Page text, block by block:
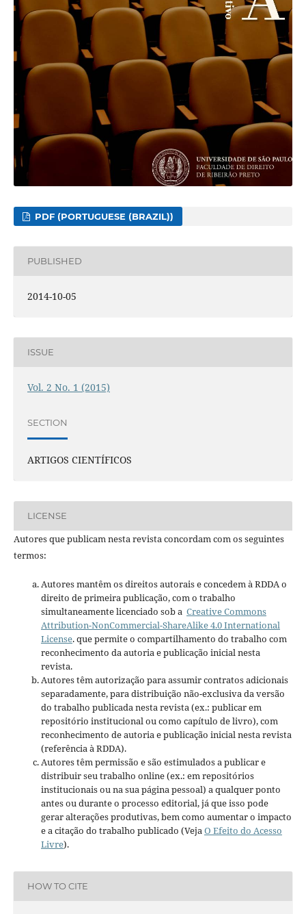
PDF (PORTUGUESE (BRAZIL))
PUBLISHED
2014-10-05
ISSUE
Vol. 2 No. 1 (2015)
SECTION
ARTIGOS CIENTÍFICOS
LICENSE
Autores que publicam nesta revista concordam com os seguintes
termos:
Autores mantêm os direitos autorais e concedem à RDDA o
direito de primeira publicação, com o trabalho
simultaneamente licenciado sob a Creative Commons
Attribution-NonCommercial-ShareAlike 4.0 International
License. que permite o compartilhamento do trabalho com
reconhecimento da autoria e publicação inicial nesta
revista.
Autores têm autorização para assumir contratos adicionais
separadamente, para distribuição não-exclusiva da versão
do trabalho publicada nesta revista (ex.: publicar em
repositório institucional ou como capítulo de livro), com
reconhecimento de autoria e publicação inicial nesta revista
(referência à RDDA).
Autores têm permissão e são estimulados a publicar e
distribuir seu trabalho online (ex.: em repositórios
institucionais ou na sua página pessoal) a qualquer ponto
antes ou durante o processo editorial, já que isso pode
gerar alterações produtivas, bem como aumentar o impacto
e a citação do trabalho publicado (VejaO Efeito do Acesso
Livre).
HOW TO CITE